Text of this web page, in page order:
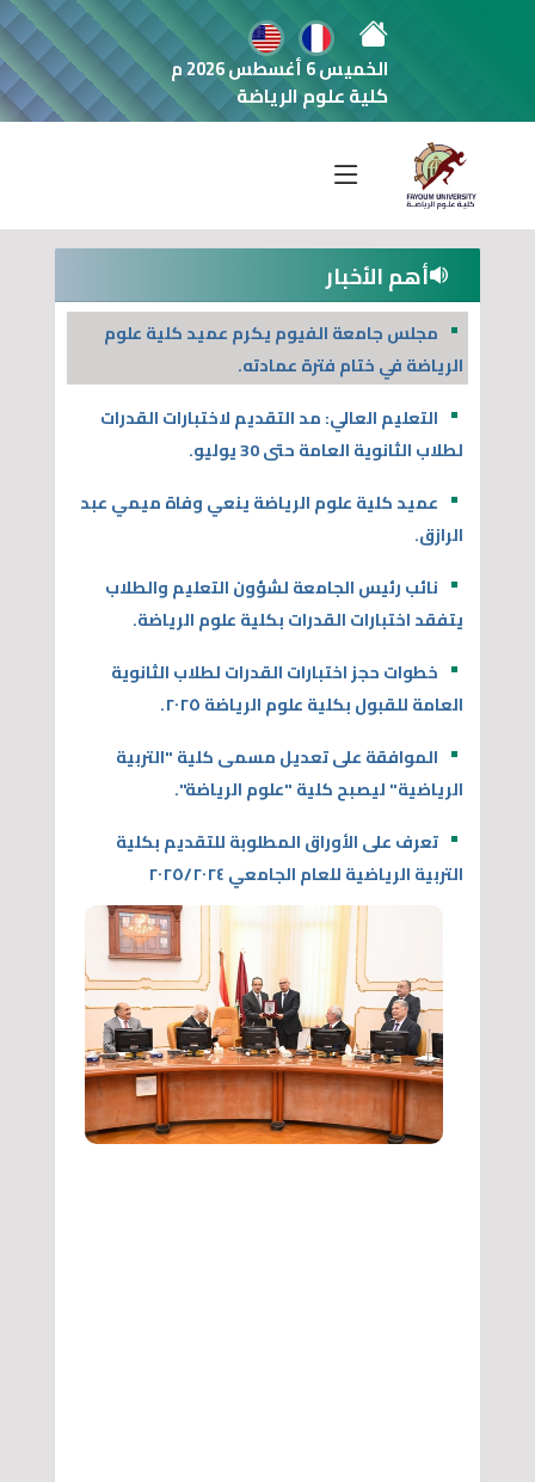
الخميس 6 أغسطس 2026 م
كلية علوم الرياضة
أهم الأخبار
مجلس جامعة الفيوم يكرم عميد كلية علوم
الرياضة في ختام فترة عمادته.
التعليم العالي: مد التقديم لاختبارات القدرات
لطلاب الثانوية العامة حتى 30 يوليو.
عميد كلية علوم الرياضة ينعي وفاة ميمي عبد
الرازق.
نائب رئيس الجامعة لشؤون التعليم والطلاب
يتفقد اختبارات القدرات بكلية علوم الرياضة.
خطوات حجز اختبارات القدرات لطلاب الثانوية
العامة للقبول بكلية علوم الرياضة ٢٠٢٥.
الموافقة على تعديل مسمى كلية "التربية
الرياضية" ليصبح كلية "علوم الرياضة".
تعرف على الأوراق المطلوبة للتقديم بكلية
التربية الرياضية للعام الجامعي ٢٠٢٥/٢٠٢٤